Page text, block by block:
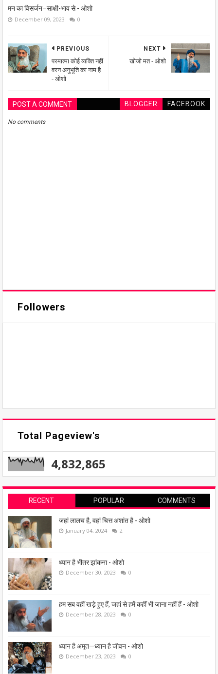
मन का विसर्जन–साक्षी-भाव से - ओशो
December 09, 2023 0
NEXT
खोजो मत - ओशो
PREVIOUS
परमात्मा कोई व्यक्ति नहीं
वरन अनुभूति का नाम है
- ओशो
POST A COMMENT BLOGGER FACEBOOK
No comments
Followers
Total Pageview's
4,832,865
RECENT POPULAR COMMENTS
जहां लालच है, वहां चित्त अशांत है - ओशो
January 04, 2024 2
ध्यान है भीतर झांकना - ओशो
December 30, 2023 0
हम सब वहीं खड़े हुए हैं, जहां से हमें कहीं भी जाना नहीं हैं - ओशो
December 28, 2023 0
ध्यान है अमृत—ध्यान है जीवन - ओशो
December 23, 2023 0